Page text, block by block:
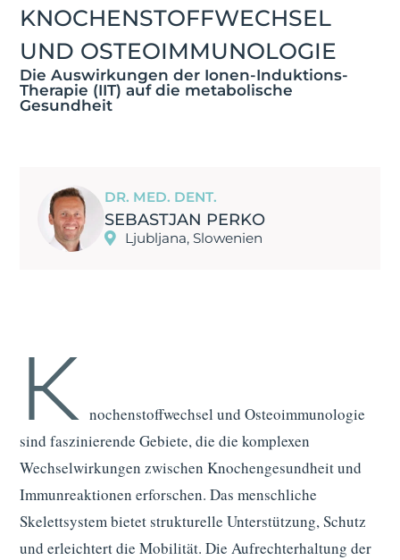
KNOCHENSTOFFWECHSEL
UND OSTEOIMMUNOLOGIE
Die Auswirkungen der Ionen-Induktions-
Therapie (IIT) auf die metabolische
Gesundheit
DR. MED. DENT.
SEBASTJAN PERKO
Ljubljana, Slowenien
K nochenstoffwechsel und Osteoimmunologie
sind faszinierende Gebiete, die die komplexen
Wechselwirkungen zwischen Knochengesundheit und
Immunreaktionen erforschen. Das menschliche
Skelettsystem bietet strukturelle Unterstützung, Schutz
und erleichtert die Mobilität. Die Aufrechterhaltung der